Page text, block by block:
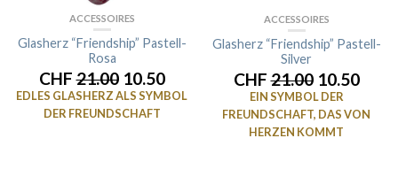
ACCESSOIRES
Glasherz “Friendship” Pastell-
Rosa
CHF21.0010.50
EDLES GLASHERZ ALS SYMBOL
DER FREUNDSCHAFT
ACCESSOIRES
Glasherz “Friendship” Pastell-
Silver
CHF21.0010.50
EIN SYMBOL DER
FREUNDSCHAFT, DAS VON
HERZEN KOMMT